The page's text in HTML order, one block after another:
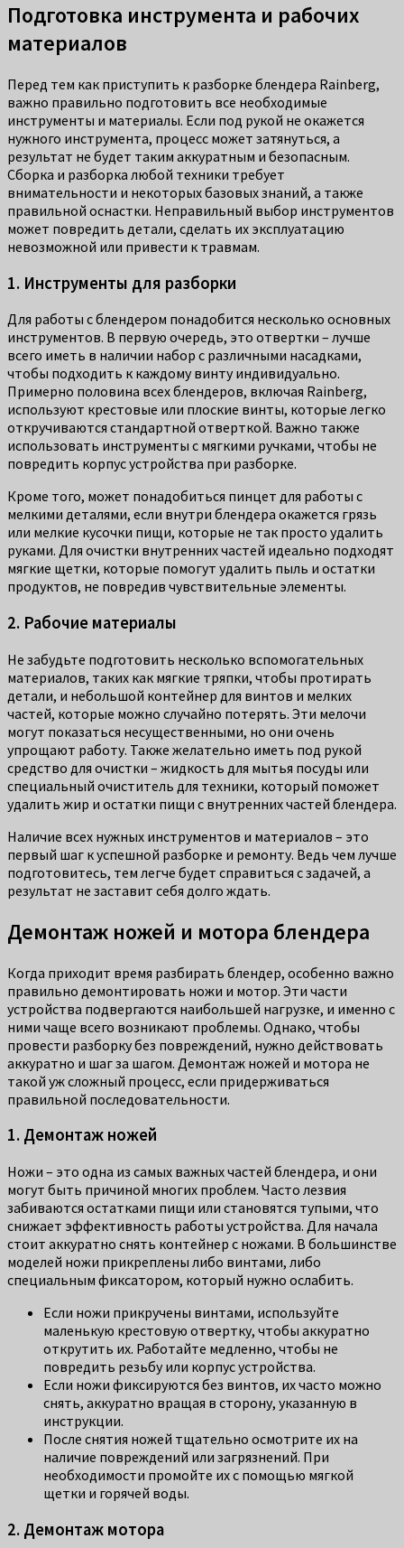
Подготовка инструмента и рабочих
материалов
Перед тем как приступить к разборке блендера Rainberg,
важно правильно подготовить все необходимые
инструменты и материалы. Если под рукой не окажется
нужного инструмента, процесс может затянуться, а
результат не будет таким аккуратным и безопасным.
Сборка и разборка любой техники требует
внимательности и некоторых базовых знаний, а также
правильной оснастки. Неправильный выбор инструментов
может повредить детали, сделать их эксплуатацию
невозможной или привести к травмам.
1. Инструменты для разборки
Для работы с блендером понадобится несколько основных
инструментов. В первую очередь, это отвертки – лучше
всего иметь в наличии набор с различными насадками,
чтобы подходить к каждому винту индивидуально.
Примерно половина всех блендеров, включая Rainberg,
используют крестовые или плоские винты, которые легко
откручиваются стандартной отверткой. Важно также
использовать инструменты с мягкими ручками, чтобы не
повредить корпус устройства при разборке.
Кроме того, может понадобиться пинцет для работы с
мелкими деталями, если внутри блендера окажется грязь
или мелкие кусочки пищи, которые не так просто удалить
руками. Для очистки внутренних частей идеально подходят
мягкие щетки, которые помогут удалить пыль и остатки
продуктов, не повредив чувствительные элементы.
2. Рабочие материалы
Не забудьте подготовить несколько вспомогательных
материалов, таких как мягкие тряпки, чтобы протирать
детали, и небольшой контейнер для винтов и мелких
частей, которые можно случайно потерять. Эти мелочи
могут показаться несущественными, но они очень
упрощают работу. Также желательно иметь под рукой
средство для очистки – жидкость для мытья посуды или
специальный очиститель для техники, который поможет
удалить жир и остатки пищи с внутренних частей блендера.
Наличие всех нужных инструментов и материалов – это
первый шаг к успешной разборке и ремонту. Ведь чем лучше
подготовитесь, тем легче будет справиться с задачей, а
результат не заставит себя долго ждать.
Демонтаж ножей и мотора блендера
Когда приходит время разбирать блендер, особенно важно
правильно демонтировать ножи и мотор. Эти части
устройства подвергаются наибольшей нагрузке, и именно с
ними чаще всего возникают проблемы. Однако, чтобы
провести разборку без повреждений, нужно действовать
аккуратно и шаг за шагом. Демонтаж ножей и мотора не
такой уж сложный процесс, если придерживаться
правильной последовательности.
1. Демонтаж ножей
Ножи – это одна из самых важных частей блендера, и они
могут быть причиной многих проблем. Часто лезвия
забиваются остатками пищи или становятся тупыми, что
снижает эффективность работы устройства. Для начала
стоит аккуратно снять контейнер с ножами. В большинстве
моделей ножи прикреплены либо винтами, либо
специальным фиксатором, который нужно ослабить.
Если ножи прикручены винтами, используйте
маленькую крестовую отвертку, чтобы аккуратно
открутить их. Работайте медленно, чтобы не
повредить резьбу или корпус устройства.
Если ножи фиксируются без винтов, их часто можно
снять, аккуратно вращая в сторону, указанную в
инструкции.
После снятия ножей тщательно осмотрите их на
наличие повреждений или загрязнений. При
необходимости промойте их с помощью мягкой
щетки и горячей воды.
2. Демонтаж мотора